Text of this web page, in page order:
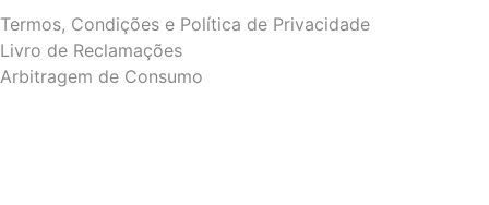
Termos, Condições e Política de Privacidade
Livro de Reclamações
Arbitragem de Consumo